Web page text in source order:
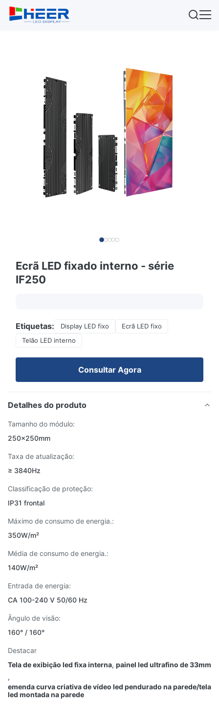
Ecrã LED fixado interno - série
IF250
Etiquetas: Display LED fixo
Ecrã LED fixo
Telão LED interno
Consultar Agora
Detalhes do produto
Tamanho do módulo:
250×250mm
Taxa de atualização:
≥ 3840Hz
Classificação de proteção:
IP31 frontal
Máximo de consumo de energia.:
350W/m²
Média de consumo de energia.:
140W/m²
Entrada de energia:
CA 100-240 V 50/60 Hz
Ângulo de visão:
160° / 160°
Destacar
Tela de exibição led fixa interna, painel led ultrafino de 33mm
,
emenda curva criativa de vídeo led pendurado na parede/tela
led montada na parede